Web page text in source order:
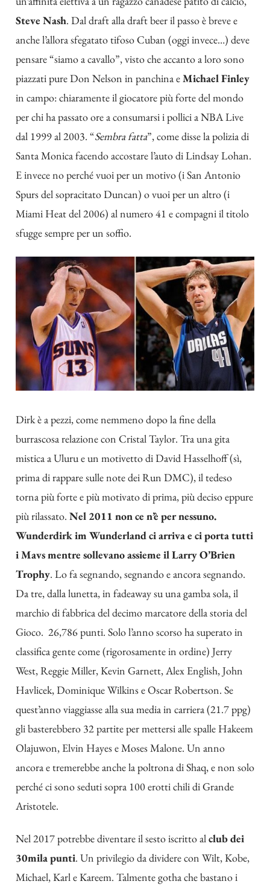
Steve Nash. Dal draft alla draft beer il passo è brevee
anche l’allora sfegatato tifoso Cuban (oggi invece…) deve
pensare “siamo a cavallo”, visto che accanto a loro sono
piazzati pure Don Nelson in panchina eMichael Finley
in campo: chiaramente il giocatore più forte del mondo
per chi ha passato ore a consumarsi i pollici a NBA Live
dal 1999 al 2003. “Sembra fatta”, come disse la polizia di
Santa Monica facendo accostare l’auto di Lindsay Lohan.
E invece no perché vuoi per un motivo (i San Antonio
Spurs del sopracitato Duncan) o vuoi per un altro (i
Miami Heat del 2006) al numero 41 e compagni il titolo
sfugge sempre per un soffio.
Dirk è a pezzi, come nemmeno dopo la fine della
burrascosa relazione con Cristal Taylor. Tra unagita
mistica a Ulurue un motivetto di David Hasselhoff (sì,
prima di rappare sulle note deiRun DMC), il tedeso
torna più forte e più motivato di prima, più deciso eppure
più rilassato. Nel 2011 non ce n’è per nessuno.
Wunderdirk im Wunderland ci arriva e ci porta tutti
i Mavs mentre sollevano assieme il Larry O’Brien
Trophy. Lo fa segnando, segnando e ancora segnando.
Da tre, dalla lunetta, in fadeaway su una gamba sola, il
marchio di fabbrica deldecimo marcatore della storia del
Gioco. 26,786 punti. Solo l’anno scorso ha superato in
classifica gente come (rigorosamente in ordine) Jerry
West, Reggie Miller, Kevin Garnett, Alex English, John
Havlicek, Dominique Wilkins e Oscar Robertson. Se
quest’anno viaggiasse alla sua media in carriera (21.7 ppg)
gli basterebbero 32 partite per mettersi alle spalle Hakeem
Olajuwon, Elvin Hayes e Moses Malone. Un anno
ancora e tremerebbe anche la poltrona di Shaq, e non solo
perché ci sono seduti sopra 100 erotti chili di Grande
Aristotele.
Nel 2017 potrebbe diventare il sesto iscritto alclub dei
30mila punti. Un privilegio da dividere con Wilt, Kobe,
Michael, Karl e Kareem. Talmente gotha che bastano i